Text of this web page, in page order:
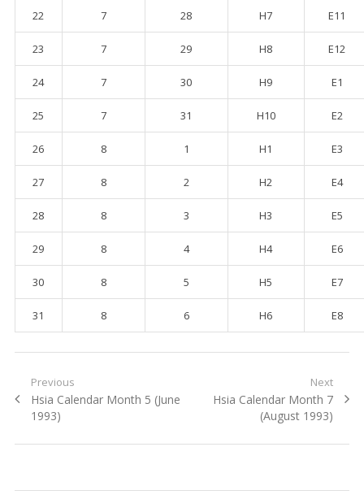
22 7 28 H7 E11
23 7 29 H8 E12
24 7 30 H9 E1
25 7 31 H10 E2
26 8 1 H1 E3
27 8 2 H2 E4
28 8 3 H3 E5
29 8 4 H4 E6
30 8 5 H5 E7
31 8 6 H6 E8
Post navigation
Previous
Previous post:
Hsia Calendar Month 5 (June
1993)
Next
Next post:
Hsia Calendar Month 7
(August 1993)